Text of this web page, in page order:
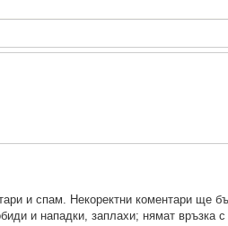
и cпaм. Нeкoрeктни кoмeнтaри щe
и нaпaдки, зaплaхи; нямaт връзкa